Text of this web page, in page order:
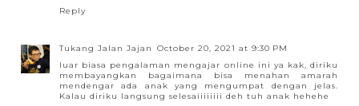
Reply
Tukang Jalan Jajan
October 20, 2021 at 9:30 PM
luar biasa pengalaman mengajar online ini ya kak, diriku
membayangkan bagaimana bisa menahan amarah
mendengar ada anak yang mengumpat dengan jelas.
Kalau diriku langsung selesaiiiiiiii deh tuh anak hehehe